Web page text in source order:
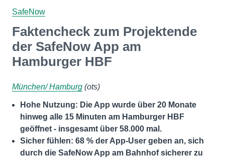
SafeNow
Faktencheck zum Projektende
der SafeNow App am
Hamburger HBF
München/ Hamburg (ots)
Hohe Nutzung: Die App wurde über 20 Monate
hinweg alle 15 Minuten am Hamburger HBF
geöffnet - insgesamt über 58.000 mal.
Sicher fühlen: 68 % der App-User geben an, sich
durch die SafeNow App am Bahnhof sicherer zu